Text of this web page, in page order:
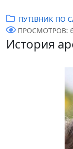
ПУТІВНИК ПО
ПРОСМОТРОВ:
История